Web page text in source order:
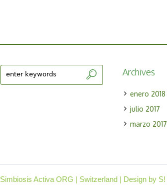
Archives
enero 2018
julio 2017
marzo 2017
Simbiosis Activa ORG | Switzerland | Design by S!